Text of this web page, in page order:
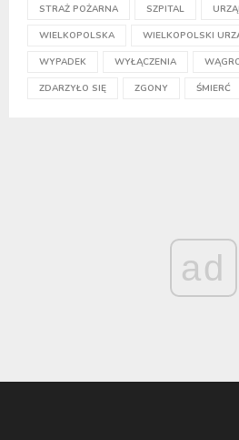
STRAŻ POŻARNA SZPITAL
WIELKOPOLSKA WIELKOPOLSKI
WYPADEK WYŁĄCZENIA
ZDARZYŁO SIĘ ZGONY ŚMIERĆ
ad